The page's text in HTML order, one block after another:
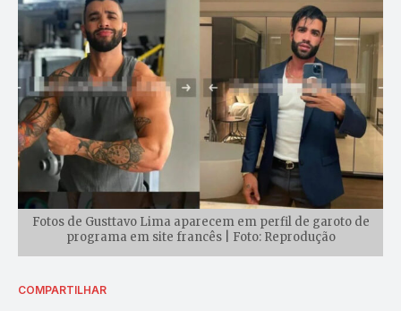
Fotos de Gusttavo Lima aparecem em perfil de garoto de
programa em site francês | Foto: Reprodução
COMPARTILHAR